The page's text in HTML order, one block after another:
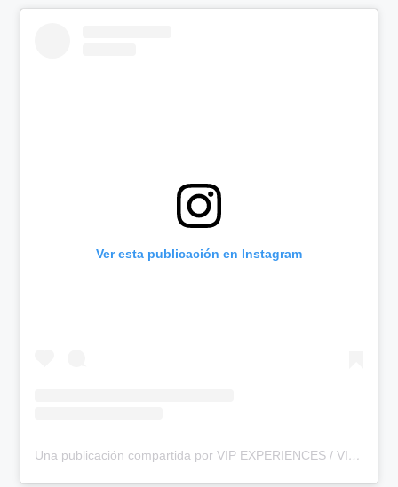
Ver esta publicación en Instagram
Una publicación compartida por VIP EXPERIENCES / VIAJES DEPORTIVOS DE LUJO (@vip_experiences)